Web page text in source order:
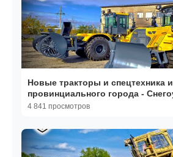
Новые тракторы и спецтехника
провинциального города -
трактор и Опороперевозчик
4 841 просмотров